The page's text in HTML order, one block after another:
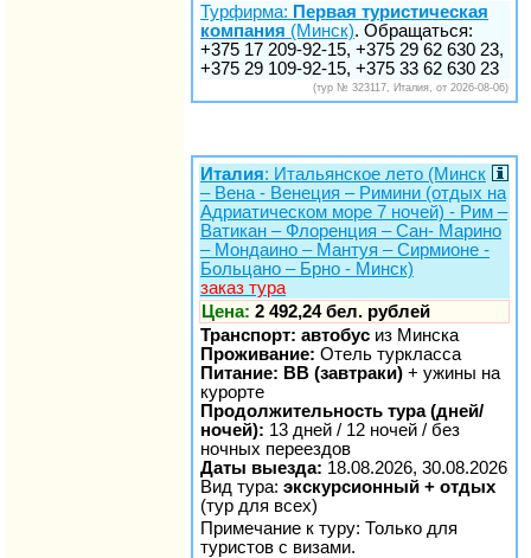
Турфирма: Первая туристическая
компания (Минск). Обращаться:
+375 17 209-92-15, +375 29 62 630 23,
+375 29 109-92-15, +375 33 62 630 23
(тур № 323117, Италия, от 2026-08-06)
Италия: Итальянское лето (Минск
– Вена - Венеция – Римини (отдых на
Адриатическом море 7 ночей) - Рим –
Ватикан – Флоренция – Сан- Марино
– Мондаино – Мантуя – Сирмионе -
Больцано – Брно - Минск)
заказ тура
Цена: 2 492,24 бел. рублей
Транспорт: автобус из Минска
Проживание: Отель туркласса
Питание: BB (завтраки) + ужины на
курорте
Продолжительность тура (дней/
ночей): 13 дней / 12 ночей / без
ночных переездов
Даты выезда: 18.08.2026, 30.08.2026
Вид тура: экскурсионный + отдых
(тур для всех)
Примечание к туру: Только для
туристов с визами.